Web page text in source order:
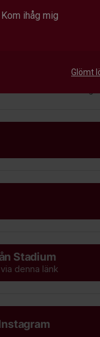
Kom ihåg mig
Glömt
innan.
väder.
matcher och träningar.
Stadium
denna länk